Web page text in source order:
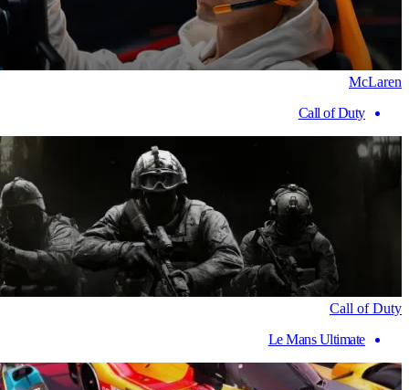
McLaren
Call of Duty
Call of Duty
Le Mans Ultimate